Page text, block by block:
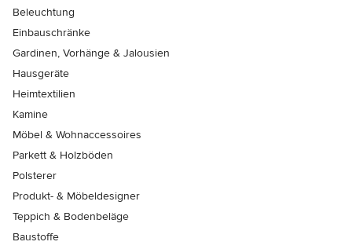
Beleuchtung
Einbauschränke
Gardinen, Vorhänge & Jalousien
Hausgeräte
Heimtextilien
Kamine
Möbel & Wohnaccessoires
Parkett & Holzböden
Polsterer
Produkt- & Möbeldesigner
Teppich & Bodenbeläge
Baustoffe